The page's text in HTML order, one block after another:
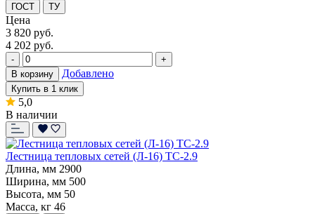
ГОСТ ТУ
Цена
3 820 руб.
4 202 руб.
-
+
В корзину
Добавлено
Купить в 1 клик
5,0
В наличии
Лестница тепловых сетей (Л-16) ТС-2.9
Длина, мм 2900
Ширина, мм 500
Высота, мм 50
Масса, кг 46